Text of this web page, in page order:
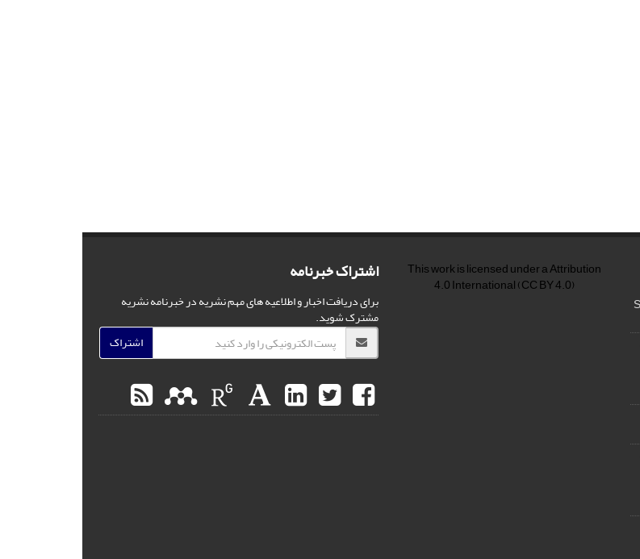
This work is licensed under aAttribution
4.0 International(CC BY 4.0) اشتراک خبرنامه
برای دریافت اخبار و اطلاعیه های مهم نشریه در خبرنامه نشریه
مشترک شوید.
اشتراک